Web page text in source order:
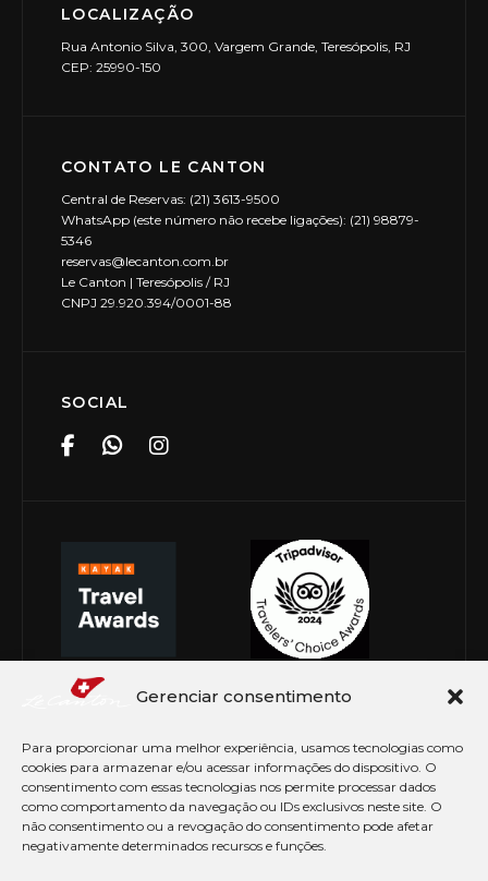
Gerenciar consentimento
Para proporcionar uma melhor experiência, usamos tecnologias como
cookies para armazenar e/ou acessar informações do dispositivo. O
consentimento com essas tecnologias nos permite processar dados
como comportamento da navegação ou IDs exclusivos neste site. O
não consentimento ou a revogação do consentimento pode afetar
negativamente determinados recursos e funções.
LOCALIZAÇÃO
Rua Antonio Silva, 300, Vargem Grande, Teresópolis, RJ
CEP: 25990-150
CONTATO LE CANTON
Central de Reservas: (21) 3613-9500
WhatsApp (este número não recebe ligações): (21) 98879-
5346
reservas@lecanton.com.br
Le Canton | Teresópolis / RJ
CNPJ 29.920.394/0001-88
SOCIAL
© Copyright 2026 Le Canton. Todos os direitos